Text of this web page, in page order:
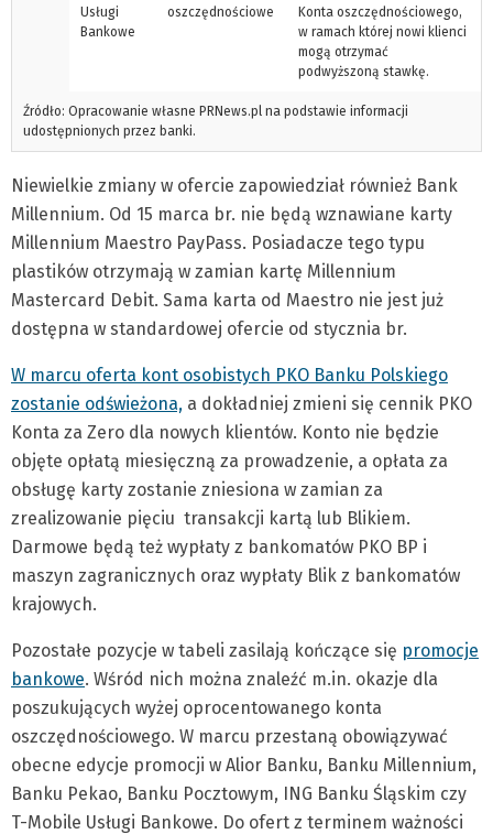
Usługi
Bankowe
oszczędnościowe
Konta oszczędnościowego,
w ramach której nowi klienci
mogą otrzymać
podwyższoną stawkę.
Źródło: Opracowanie własne PRNews.pl na podstawie informacji
udostępnionych przez banki.
Niewielkie zmiany w ofercie zapowiedział również Bank
Millennium. Od 15 marca br. nie będą wznawiane karty
Millennium Maestro PayPass. Posiadacze tego typu
plastików otrzymają w zamian kartę Millennium
Mastercard Debit. Sama karta od Maestro nie jest już
dostępna w standardowej ofercie od stycznia br.
W marcu oferta kont osobistych PKO Banku Polskiego
zostanie odświeżona, a dokładniej zmieni się cennik PKO
Konta za Zero dla nowych klientów. Konto nie będzie
objęte opłatą miesięczną za prowadzenie, a opłata za
obsługę karty zostanie zniesiona w zamian za
zrealizowanie pięciu transakcji kartą lub Blikiem.
Darmowe będą też wypłaty z bankomatów PKO BP i
maszyn zagranicznych oraz wypłaty Blik z bankomatów
krajowych.
Pozostałe pozycje w tabeli zasilają kończące się promocje
bankowe. Wśród nich można znaleźć m.in. okazje dla
poszukujących wyżej oprocentowanego konta
oszczędnościowego. W marcu przestaną obowiązywać
obecne edycje promocji w Alior Banku, Banku Millennium,
Banku Pekao, Banku Pocztowym, ING Banku Śląskim czy
T-Mobile Usługi Bankowe. Do ofert z terminem ważności